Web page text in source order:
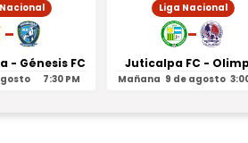
-
- Génesis FC
7:30 PM
Liga Nacional
-
Juticalpa FC -
Mañana 9 de agosto